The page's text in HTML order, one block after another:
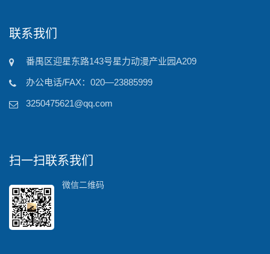
联系我们
番禺区迎星东路143号星力动漫产业园A209
办公电话/FAX：020—23885999
3250475621@qq.com
扫一扫联系我们
微信二维码